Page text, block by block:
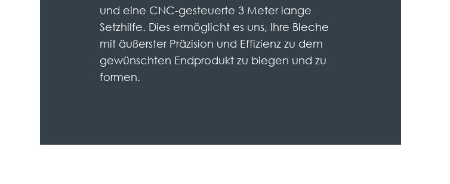
und eine CNC-gesteuerte 3 Meter lange
Setzhilfe. Dies ermöglicht es uns, Ihre Bleche
mit äußerster Präzision und Effizienz zu dem
gewünschten Endprodukt zu biegen und zu
formen.